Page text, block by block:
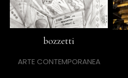
bozzetti
ARTE CONTEMPORANEA